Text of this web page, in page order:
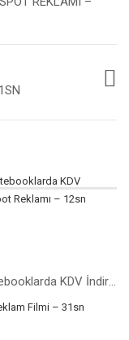
Tüm Notebooklarda KDV İndirimi Spot Reklamı – 12sn